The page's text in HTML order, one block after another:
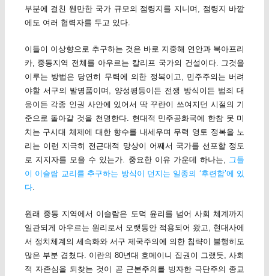
부분에 걸친 웬만한 국가 규모의 점령지를 지니며, 점령지 바깥
에도 여러 협력자를 두고 있다.
이들이 이상향으로 추구하는 것은 바로 지중해 연안과 북아프리
카, 중동지역 전체를 아우르는 칼리프 국가의 건설이다. 그것을
이루는 방법은 당연히 무력에 의한 정복이고, 민주주의는 버려
야할 서구의 발명품이며, 양성평등이든 전쟁 방식이든 범죄 대
응이든 각종 인권 사안에 있어서 딱 꾸란이 쓰여지던 시절의 기
준으로 돌아갈 것을 천명한다. 현대적 민주공화국에 한참 못 미
치는 구시대 체제에 대한 향수를 내세우며 무력 영토 정복을 노
리는 이런 지극히 전근대적 망상이 어째서 국가를 선포할 정도
로 지지자를 모을 수 있는가. 중요한 이유 가운데 하나는,
그들
이 이슬람 교리를 추구하는 방식이 던지는 일종의 ‘후련함’에 있
다.
원래 중동 지역에서 이슬람은 도덕 윤리를 넘어 사회 체계까지
일관되게 아우르는 원리로서 오랫동안 적용되어 왔고, 현대사에
서 정치체계의 세속화와 서구 제국주의에 의한 침략이 불행히도
많은 부분 겹쳤다. 이란의 80년대 호메이니 집권이 그랬듯, 사회
적 자존심을 되찾는 것이 곧 근본주의를 빙자한 극단주의 종교